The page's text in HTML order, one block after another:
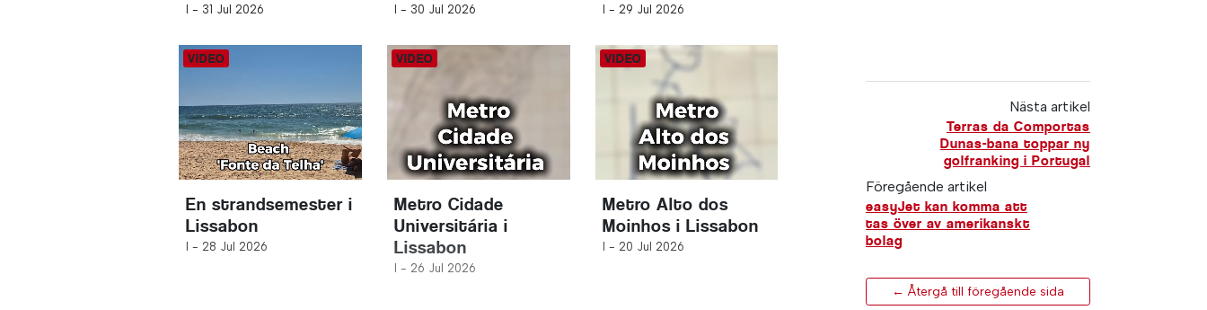
I - 31 Jul 2026 I - 30 Jul 2026 I - 29 Jul 2026
En strandsemester i
Lissabon
I - 28 Jul 2026
Metro Cidade
Universitária i
Lissabon
I - 26 Jul 2026
Metro Alto dos
Moinhos i Lissabon
I - 20 Jul 2026
Nästa artikel
Terras da Comportas
Dunas-bana toppar ny
golfranking i Portugal
Föregående artikel
easyJet kan komma att
tas över av amerikanskt
bolag
← Återgå till föregående sida